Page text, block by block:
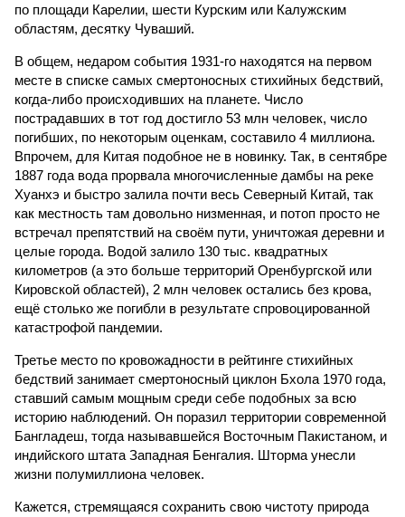
по площади Карелии, шести Курским или Калужским
областям, десятку Чуваший.
В общем, недаром события 1931-го находятся на первом
месте в списке самых смертоносных стихийных бедствий,
когда-либо происходивших на планете. Число
пострадавших в тот год достигло 53 млн человек, число
погибших, по некоторым оценкам, составило 4 миллиона.
Впрочем, для Китая подобное не в новинку. Так, в сентябре
1887 года вода прорвала многочисленные дамбы на реке
Хуанхэ и быстро залила почти весь Северный Китай, так
как местность там довольно низменная, и потоп просто не
встречал препятствий на своём пути, уничтожая деревни и
целые города. Водой залило 130 тыс. квадратных
километров (а это больше территорий Оренбургской или
Кировской областей), 2 млн человек остались без крова,
ещё столько же погибли в результате спровоцированной
катастрофой пандемии.
Третье место по кровожадности в рейтинге стихийных
бедствий занимает смертоносный циклон Бхола 1970 года,
ставший самым мощным среди себе подобных за всю
историю наблюдений. Он поразил территории современной
Бангладеш, тогда называвшейся Восточным Пакистаном, и
индийского штата Западная Бенгалия. Шторма унесли
жизни полумиллиона человек.
Кажется, стремящаяся сохранить свою чистоту природа